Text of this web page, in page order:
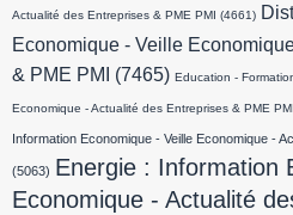
Actualité des Entreprises & PME PMI (4661)
Economique - Veille
& PME PMI
(7465) Education -
Economique - Actualité des Entreprises & PME PMI
Information Economique - Veille Economique -
(5063) Energie : Information
Economique - Actualité